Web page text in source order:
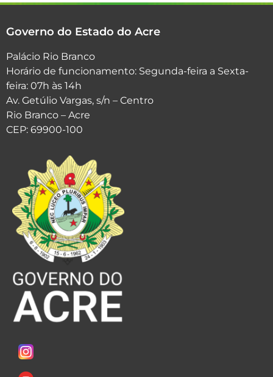
Governo do Estado do Acre
Palácio Rio Branco
Horário de funcionamento: Segunda-feira a Sexta-
feira: 07h às 14h
Av. Getúlio Vargas, s/n – Centro
Rio Branco – Acre
CEP: 69900-100